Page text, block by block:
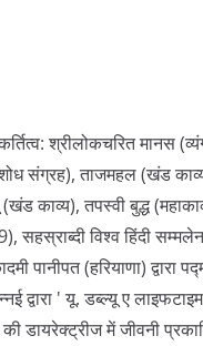
श्रीलोकचरित मानस
संग्रह), ताजमहल (खंड
काव्य), तपस्वी बुद्ध
विश्व हिंदी
(हरियाणा) द्वारा
द्वारा ' यू. डब्ल्यू ए
डायरेक्ट्रीज में जीवनी